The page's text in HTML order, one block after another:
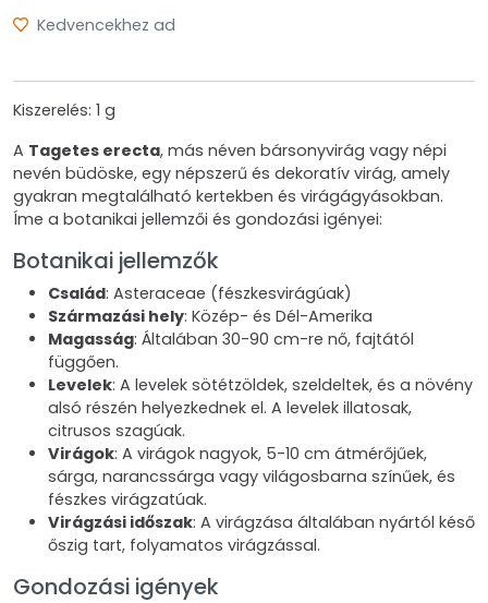
Kedvencekhez ad
Kiszerelés: 1 g
A Tagetes erecta, más néven bársonyvirág vagy népi
nevén büdöske, egy népszerű és dekoratív virág, amely
gyakran megtalálható kertekben és virágágyásokban.
Íme a botanikai jellemzői és gondozási igényei:
Botanikai jellemzők
Család: Asteraceae (fészkesvirágúak)
Származási hely: Közép- és Dél-Amerika
Magasság: Általában 30-90 cm-re nő, fajtától
függően.
Levelek: A levelek sötétzöldek, szeldeltek, és a növény
alsó részén helyezkednek el. A levelek illatosak,
citrusos szagúak.
Virágok: A virágok nagyok, 5-10 cm átmérőjűek,
sárga, narancssárga vagy világosbarna színűek, és
fészkes virágzatúak.
Virágzási időszak: A virágzása általában nyártól késő
őszig tart, folyamatos virágzással.
Gondozási igények